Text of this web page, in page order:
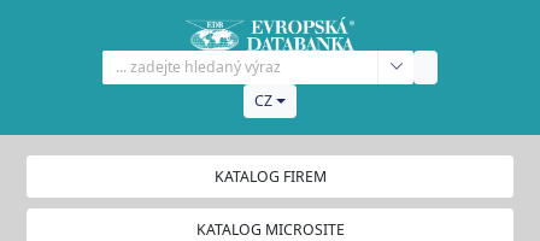
CZ
KATALOG FIREM
KATALOG MICROSITE